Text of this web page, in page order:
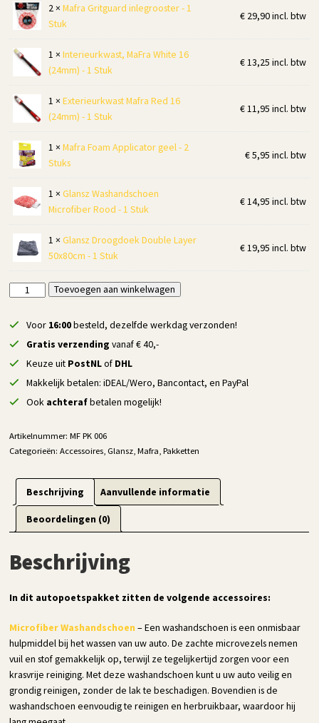
2 ×Mafra Gritguard inlegrooster - 1
Stuk
€29,90incl. btw
1 ×Interieurkwast, MaFra White 16
(24mm) - 1 Stuk
€13,25 incl. btw
1 ×Exterieurkwast Mafra Red 16
(24mm) - 1 Stuk
€11,95 incl. btw
1 ×Mafra Foam Applicator geel - 2
Stuks
€5,95 incl. btw
1 ×Glansz Washandschoen
Microfiber Rood - 1 Stuk
€14,95 incl. btw
1 ×Glansz Droogdoek Double Layer
50x80cm - 1 Stuk
€19,95 incl. btw
AutoCura's
aantal
Toevoegen aan winkelwagen
Voor 16:00besteld, dezelfde werkdag verzonden!
Gratis verzending vanaf € 40,-
Keuze uit PostNLof DHL
Makkelijk betalen: iDEAL/Wero, Bancontact, en PayPal
Ook achterafbetalen mogelijk!
Artikelnummer:MF PK 006
Categorieën:Accessoires, Glansz,Mafra,Pakketten
Beschrijving Aanvullende informatie
Beoordelingen (0)
Beschrijving
In dit autopoetspakket zitten de volgende accessoires:
Microfiber Washandschoen – Een washandschoen is een onmisbaar
hulpmiddel bij het wassen van uw auto. De zachte microvezels nemen
vuil en stof gemakkelijk op, terwijl ze tegelijkertijd zorgen voor een
krasvrije reiniging. Met deze washandschoen kunt u uw auto veilig en
grondig reinigen, zonder de lak te beschadigen. Bovendien is de
washandschoen eenvoudig te reinigen en herbruikbaar, waardoor hij